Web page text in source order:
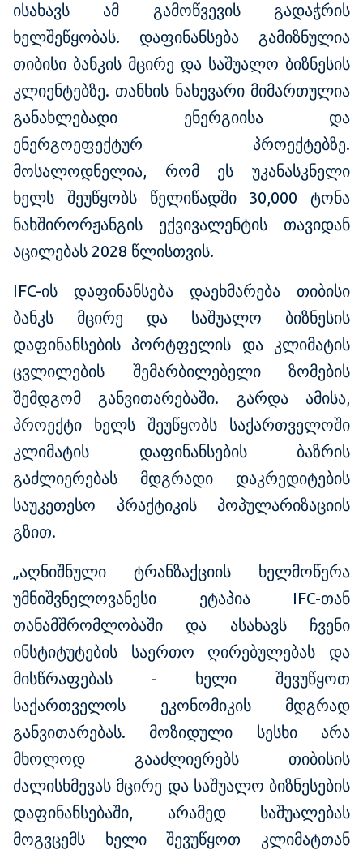
ისახავს ამ გამოწვევის გადაჭრის
ხელშეწყობას. დაფინანსება გამიზნულია
თიბისი ბანკის მცირე და საშუალო ბიზნესის
კლიენტებზე. თანხის ნახევარი მიმართულია
განახლებადი ენერგიისა და
ენერგოეფექტურ პროექტებზე.
მოსალოდნელია, რომ ეს უკანასკნელი
ხელს შეუწყობს წელიწადში 30,000 ტონა
ნახშირორჟანგის ექვივალენტის თავიდან
აცილებას 2028 წლისთვის.
IFC-ის დაფინანსება დაეხმარება თიბისი
ბანკს მცირე და საშუალო ბიზნესის
დაფინანსების პორტფელის და კლიმატის
ცვლილების შემარბილებელი ზომების
შემდგომ განვითარებაში. გარდა ამისა,
პროექტი ხელს შეუწყობს საქართველოში
კლიმატის დაფინანსების ბაზრის
გაძლიერებას მდგრადი დაკრედიტების
საუკეთესო პრაქტიკის პოპულარიზაციის
გზით.
„აღნიშნული ტრანზაქციის ხელმოწერა
უმნიშვნელოვანესი ეტაპია IFC-თან
თანამშრომლობაში და ასახავს ჩვენი
ინსტიტუტების საერთო ღირებულებას და
მისწრაფებას - ხელი შევუწყოთ
საქართველოს ეკონომიკის მდგრად
განვითარებას. მოზიდული სესხი არა
მხოლოდ გააძლიერებს თიბისის
ძალისხმევას მცირე და საშუალო ბიზნესების
დაფინანსებაში, არამედ საშუალებას
მოგვცემს ხელი შევუწყოთ კლიმატთან